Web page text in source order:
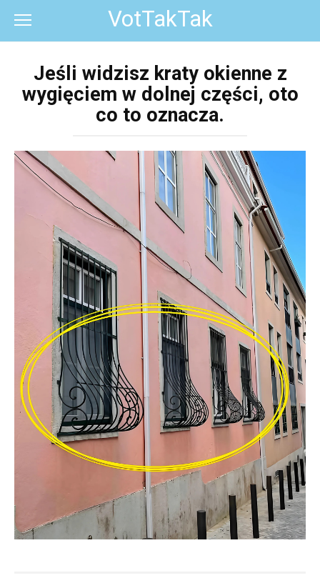
контенту
VotTakTak
Jeśli widzisz kraty okienne z
wygięciem w dolnej części, oto
co to oznacza.